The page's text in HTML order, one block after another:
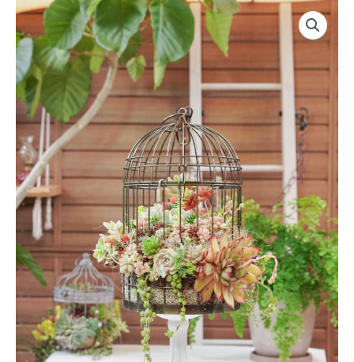
SAGERU
GOLD-
Large
個